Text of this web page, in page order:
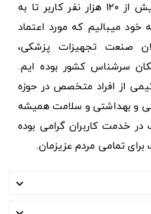
توانسته مورد اعتماد بیش از ۱۲۰ هزار نفر کاربر تا به
خود میبالیم که مورد اعتماد
صنعت تجهیزات پزشکی،
سرشناس کشور بوده ایم.
از افراد متخصص در حوزه
و بهداشتی و سلامت همیشه
خدمت کاربران گرامی بوده
تمامی مردم عزیزمان.
